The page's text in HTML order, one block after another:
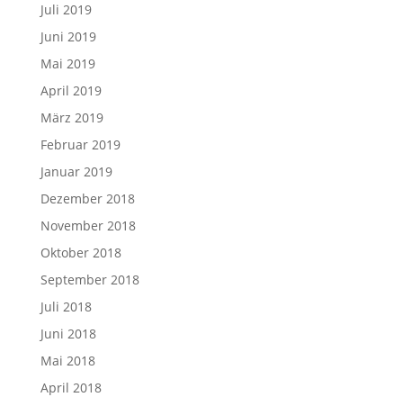
Juli 2019
Juni 2019
Mai 2019
April 2019
März 2019
Februar 2019
Januar 2019
Dezember 2018
November 2018
Oktober 2018
September 2018
Juli 2018
Juni 2018
Mai 2018
April 2018